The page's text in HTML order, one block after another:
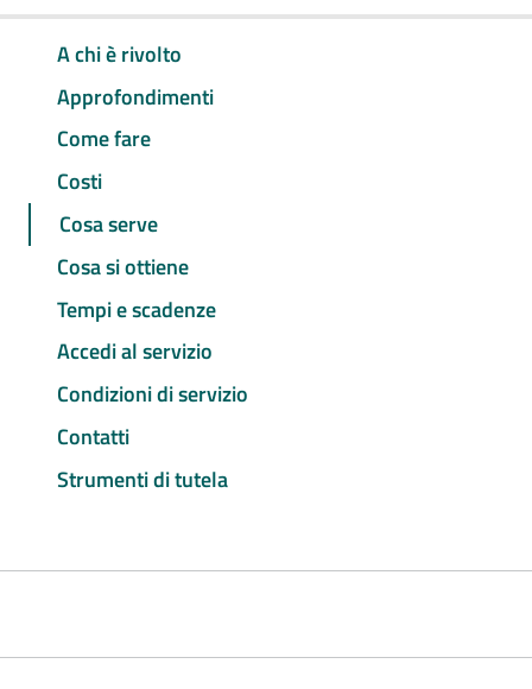
A chi è rivolto
Approfondimenti
Come fare
Costi
Cosa serve
Cosa si ottiene
Tempi e scadenze
Accedi al servizio
Condizioni di servizio
Contatti
Strumenti di tutela